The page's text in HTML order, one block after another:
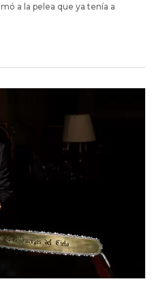
a la pelea que ya tenía a